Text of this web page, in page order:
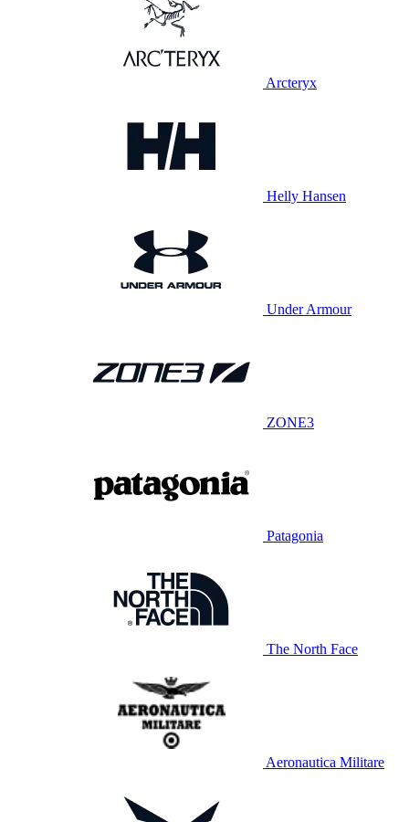
Arcteryx
Helly Hansen
Under Armour
ZONE3
Patagonia
The North Face
Aeronautica Militare